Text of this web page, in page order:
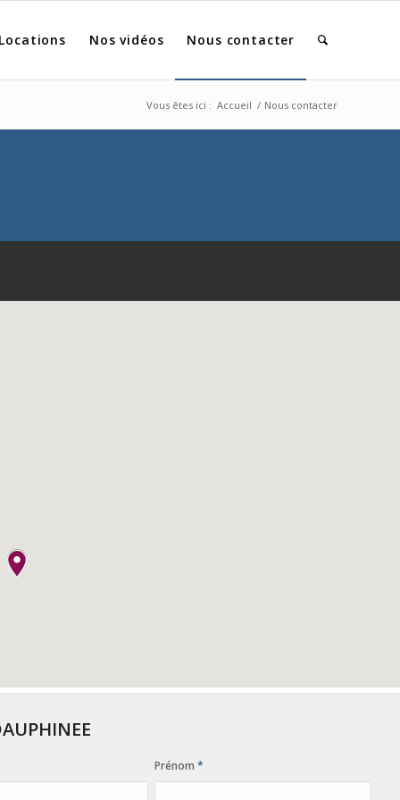
Locations Nos vidéos Nous contacter
Vous êtes ici : Accueil / Nous contacter
Prénom*